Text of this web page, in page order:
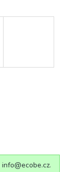
info@ecobe.cz.